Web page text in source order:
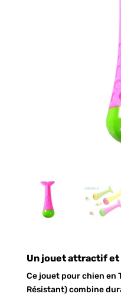
Un jouet attractif
Ce jouet pour chien en
Résistant) combine